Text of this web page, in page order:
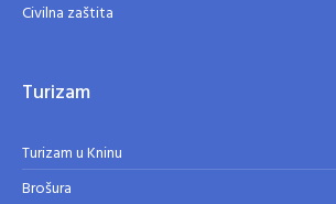
Civilna zaštita
Turizam
Turizam u Kninu
Brošura